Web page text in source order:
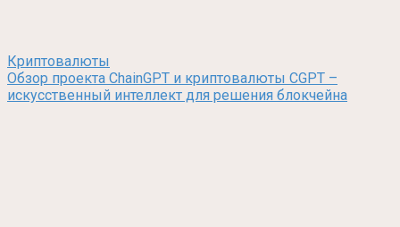
Криптовалюты
Обзор проекта ChainGPT и криптовалюты CGPT –
искусственный интеллект для решения блокчейна